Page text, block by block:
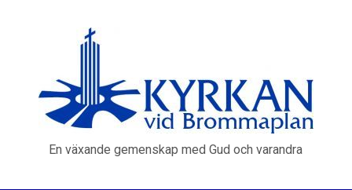
En växande gemenskap med Gud och varandra